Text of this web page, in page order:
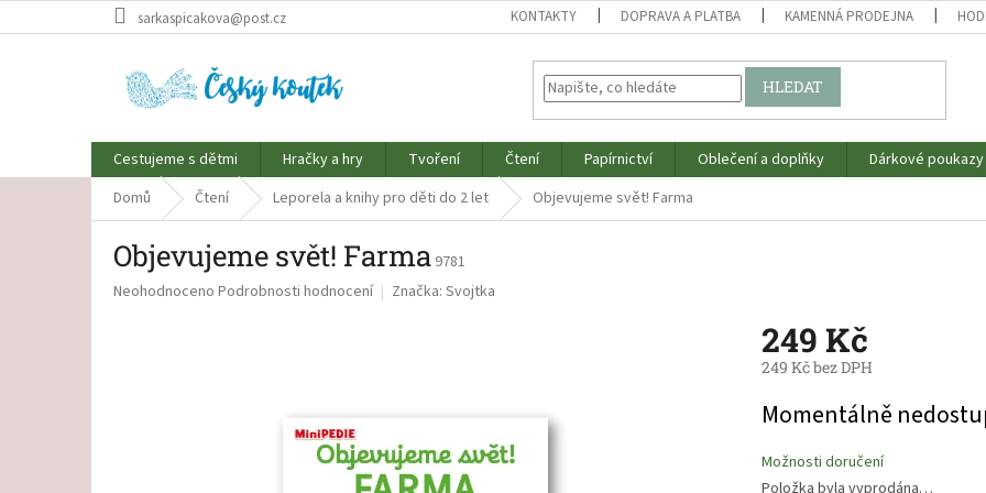
na
sarkaspicakova@post.cz KONTAKTY DOPRAVA A PLATBA KAMENNÁ PRODEJNA
HLEDAT
Cestujeme s dětmi Hračky a hry Tvoření Čtení Papírnictví Oblečení a doplňky Dárkové poukazy
Domů
Čtení Leporela a knihy pro děti do 2 let Objevujeme svět! Farma
Objevujeme svět! Farma 9781
Průměrné
Neohodnoceno Podrobnosti hodnocení Značka: Svojtka
249 Kč
249 Kč bez DPH
cena:
Momentálně
Možnosti doručení